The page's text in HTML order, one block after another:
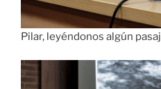
Pilar, leyéndonos algún